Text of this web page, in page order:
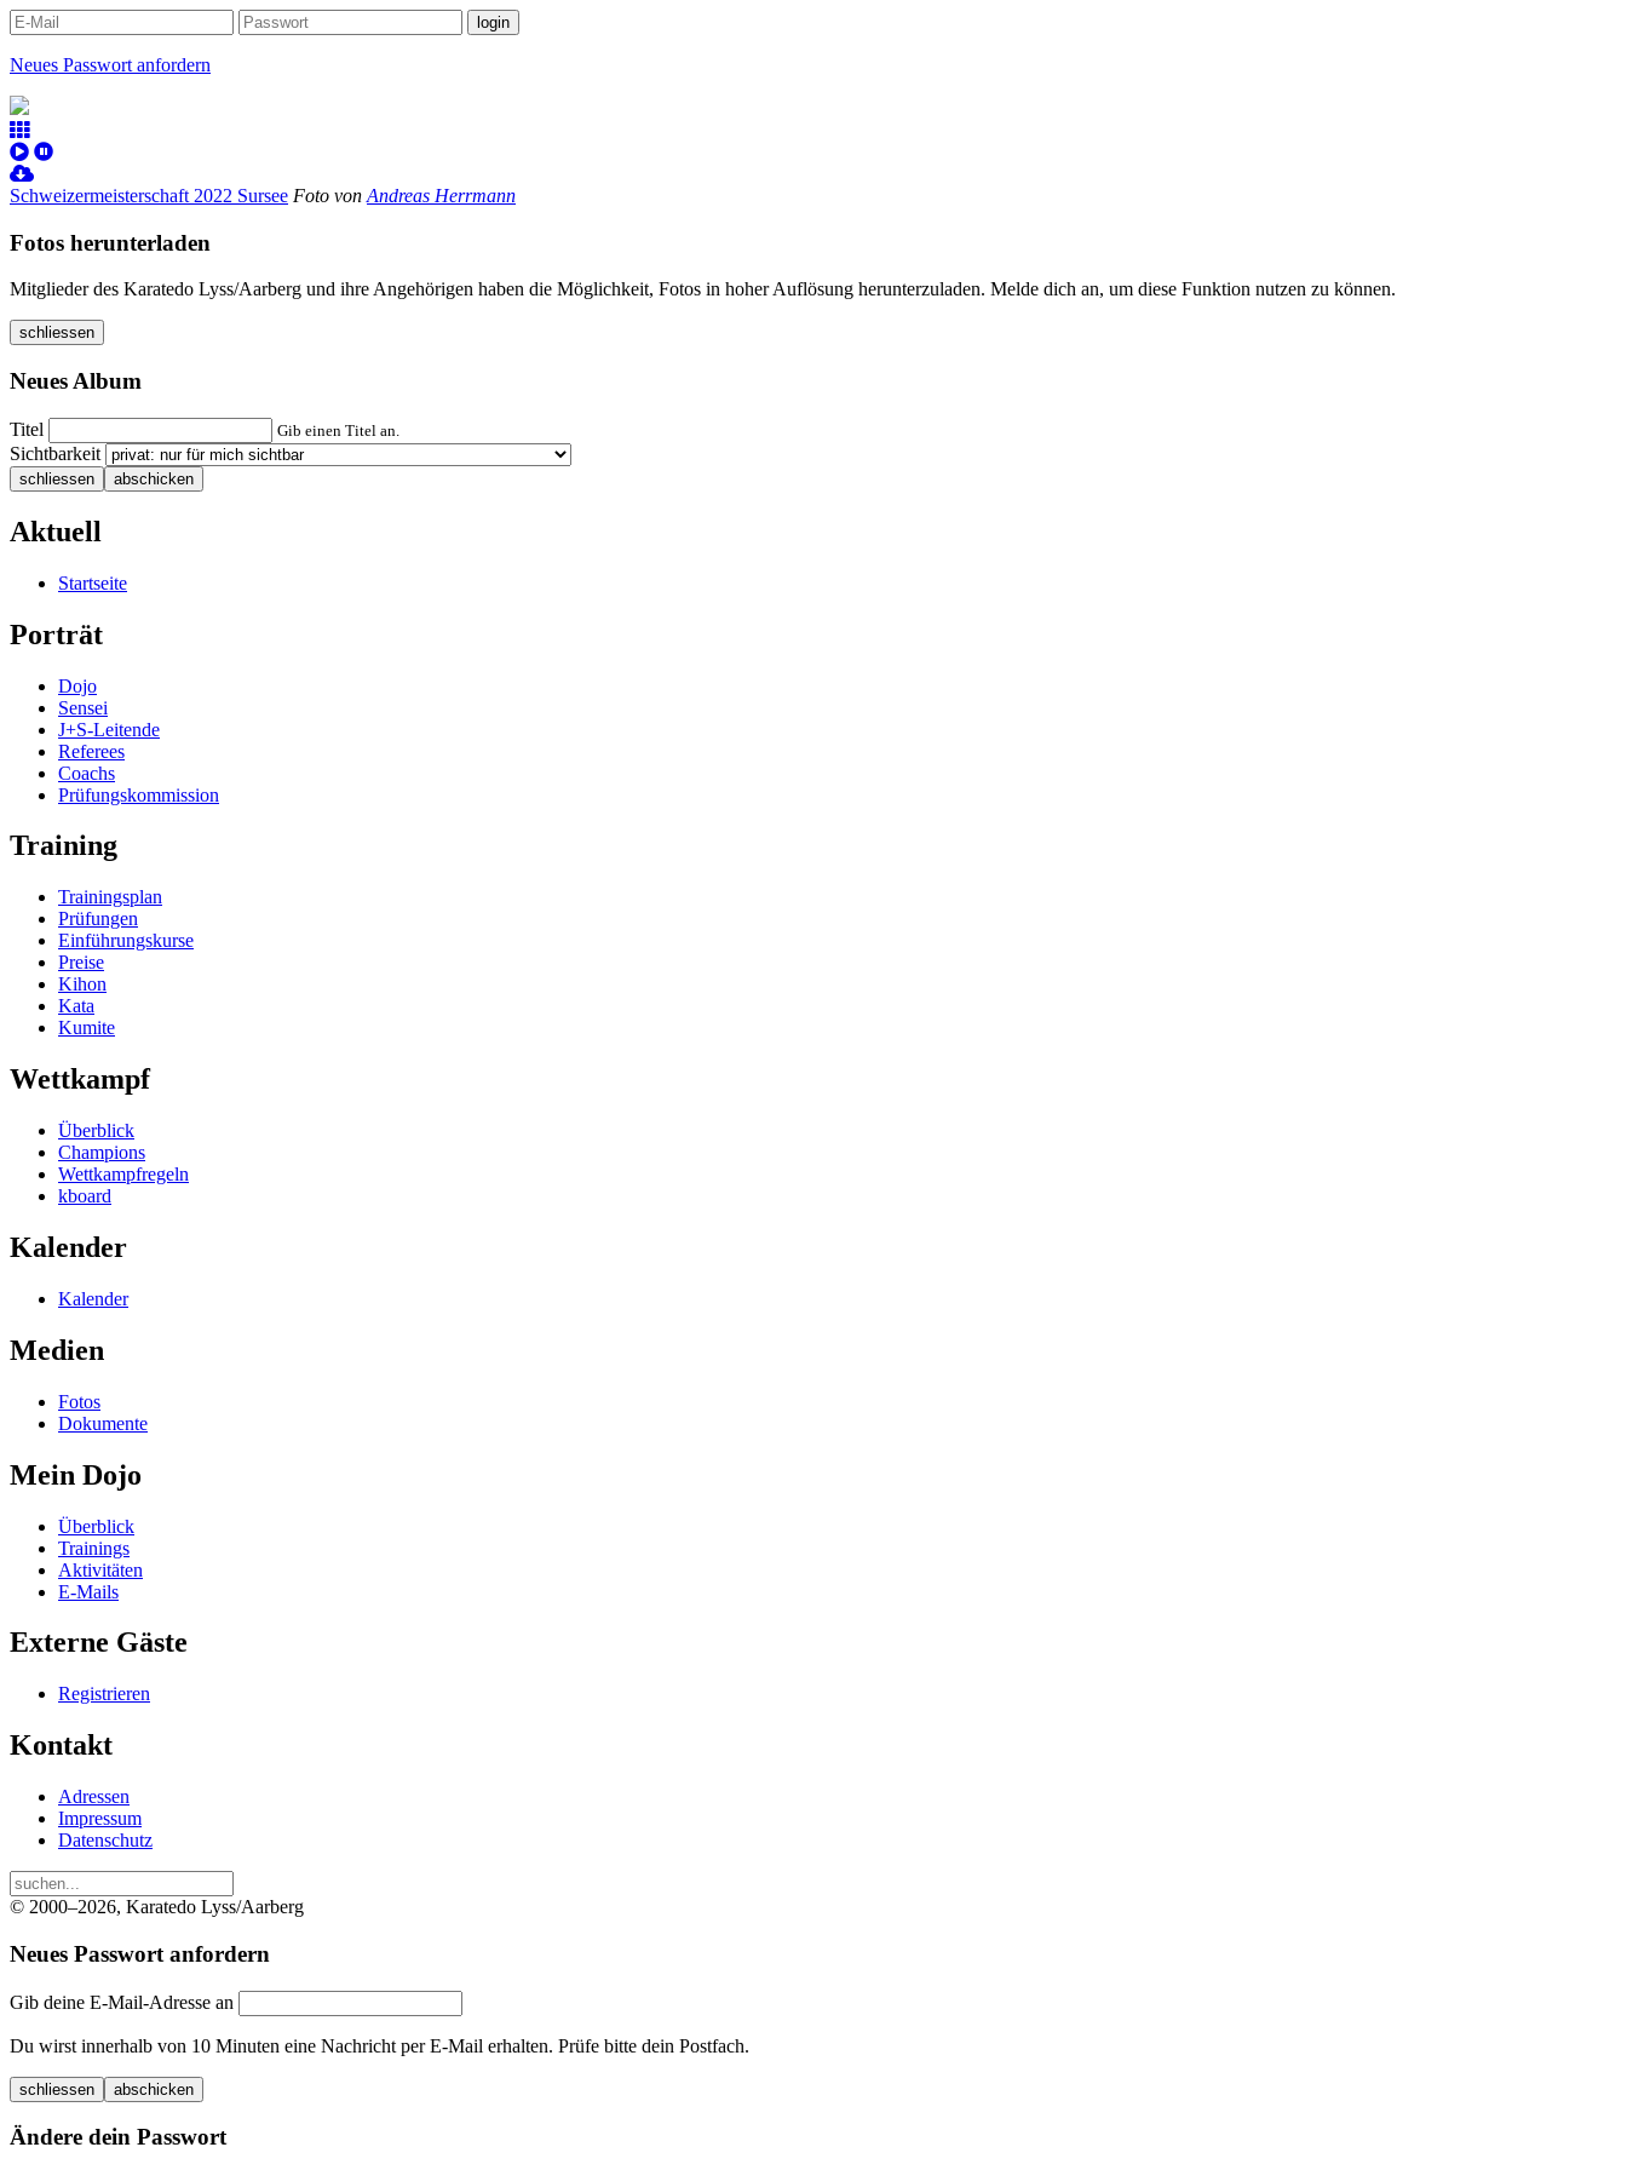
Neues Passwort anfordern
Schweizermeisterschaft 2022 Sursee Foto von Andreas Herrmann
Fotos herunterladen
Mitglieder des Karatedo Lyss/Aarberg und ihre Angehörigen haben die Möglichkeit, Fotos in hoher Auflösung herunterzuladen. Melde dich an, um diese Funktion nutzen zu können.
schliessen
Neues Album
Titel Gib einen Titel an.
Sichtbarkeit
schliessen abschicken
Aktuell
Startseite
Porträt
Dojo
Sensei
J+S-Leitende
Referees
Coachs
Prüfungskommission
Training
Trainingsplan
Prüfungen
Einführungskurse
Preise
Kihon
Kata
Kumite
Wettkampf
Überblick
Champions
Wettkampfregeln
kboard
Kalender
Kalender
Medien
Fotos
Dokumente
Mein Dojo
Überblick
Trainings
Aktivitäten
E-Mails
Externe Gäste
Registrieren
Kontakt
Adressen
Impressum
Datenschutz
© 2000–2026, Karatedo Lyss/Aarberg
Neues Passwort anfordern
Gib deine E-Mail-Adresse an
Du wirst innerhalb von 10 Minuten eine Nachricht per E-Mail erhalten. Prüfe bitte dein Postfach.
schliessen abschicken
Ändere dein Passwort